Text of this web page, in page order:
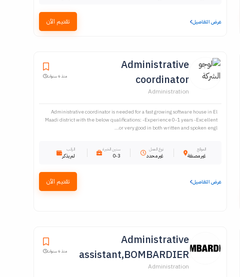
عرض التفاصيل تقديم الآن
Administrative
coordinator
Administration
منذ 6 سنوات
Administrative coordinator is needed for a fast growing software house in El
Maadi district with the below qualifications: -Experience 0-1 years -Excellent
or very good in both written and spoken engl...
الموقع
غير مصنفة
نوع العمل
غير محدد
سنين الخبرة
0-3
الراتب
لم يذكر
عرض التفاصيل تقديم الآن
Administrative
assistant,BOMBARDIER
Administration
منذ 6 سنوات